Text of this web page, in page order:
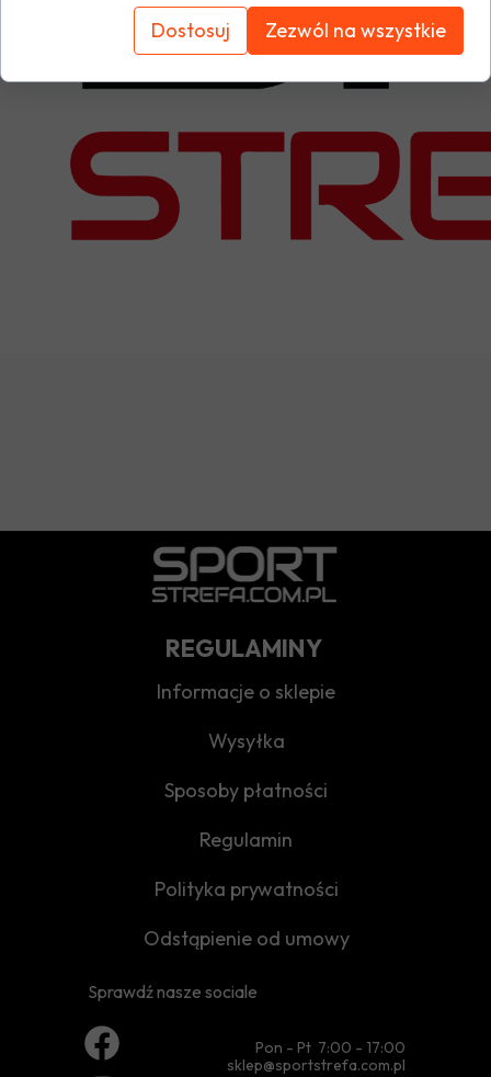
Pon - Pt 7:00 - 17:00
sklep@sportstrefa.com.pl
Sprawdź nasze sociale
REGULAMINY
Odstąpienie od umowy
Polityka prywatności
Regulamin
Sposoby płatności
Wysyłka
Informacje o sklepie
Dostosuj Zezwól na wszystkie